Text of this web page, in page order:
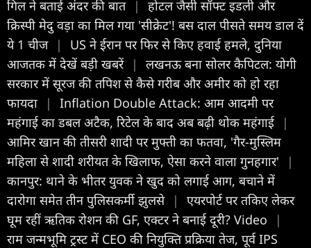
गिल ने बताई अंदर की बात |
होटल जैसी सॉफ्ट इडली और
क्रिस्पी मेदु वड़ा का मिल गया 'सीक्रेट'! बस दाल पीसते समय डाल दें
ये 1 चीज |
US ने ईरान पर फिर से किए हवाई हमले, दुनिया
आजतक में देखें बड़ी खबरें |
लखनऊ बना सोलर कैपिटल: योगी
सरकार में सूरज की तपिश से कैसे गरीब और अमीर को हो रहा
फायदा
|
Inflation Double Attack: आम आदमी पर
महंगाई का डबल अटैक, रिटेल के बाद अब बढ़ी थोक महंगाई
|
आमिर खान की तीसरी शादी पर मुफ्ती का फतवा, 'गैर-मुस्लिम
महिला से शादी शरीयत के खिलाफ, ऐसा करने वाला गुनहगार'
|
कानपुर: थाने के भीतर युवक ने खुद को लगाई आग, बचाने में
दारोगा समेत तीन पुलिसकर्मी झुलसे |
एयरपोर्ट पर तकिए लेकर
घूम रहीं ऋतिक रोशन की GF, एक्टर ने बनाई दूरी? Video
|
राम जन्मभूमि ट्रस्ट में CEO की नियुक्ति प्रक्रिया तेज, पूर्व IPS